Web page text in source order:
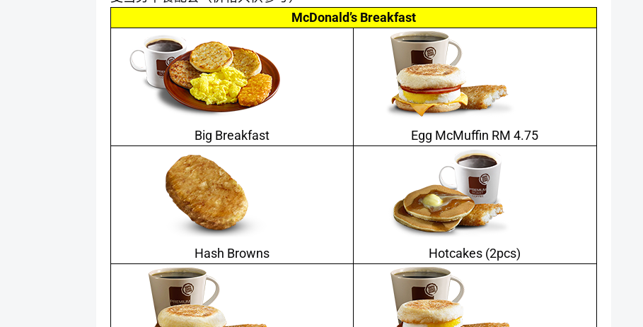
McDonald’s Breakfast
Big Breakfast Egg McMuffin RM 4.75
Hash Browns Hotcakes (2pcs)